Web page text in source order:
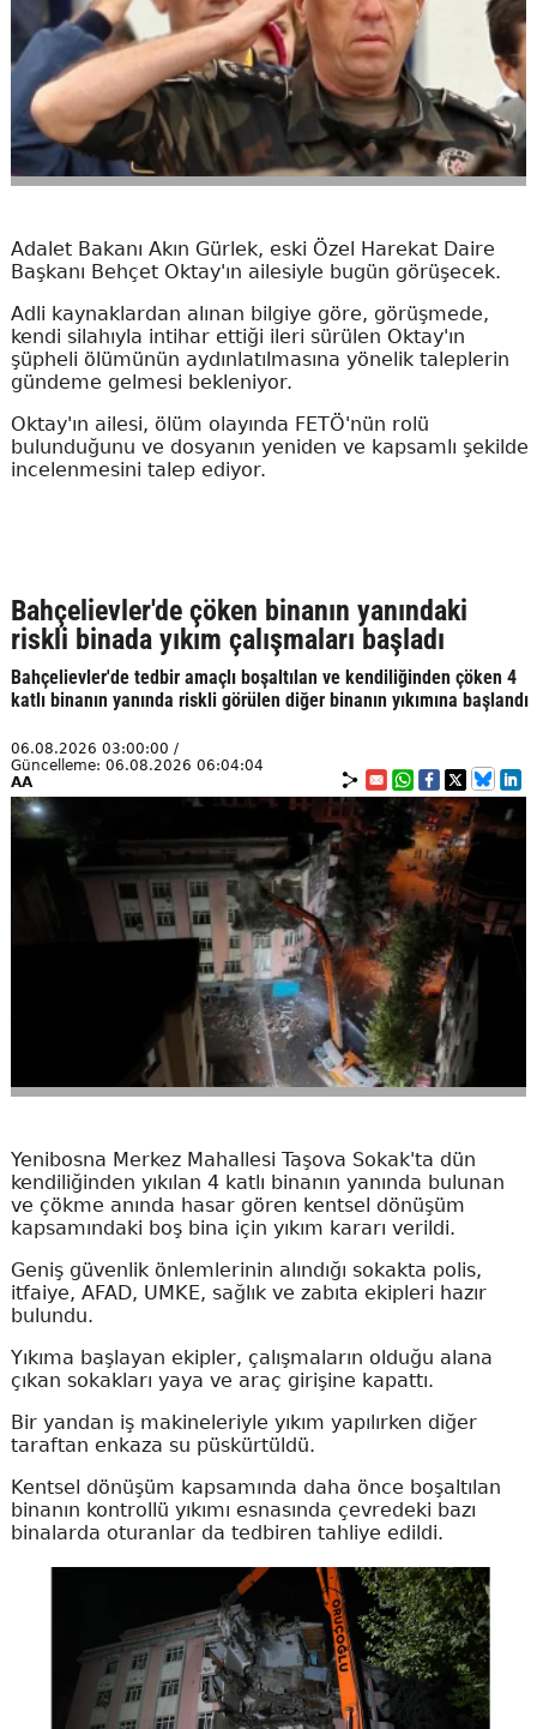
Adalet Bakanı Akın Gürlek, eski Özel Harekat Daire
Başkanı Behçet Oktay'ın ailesiyle bugün görüşecek.
Adli kaynaklardan alınan bilgiye göre, görüşmede,
kendi silahıyla intihar ettiği ileri sürülen Oktay'ın
şüpheli ölümünün aydınlatılmasına yönelik taleplerin
gündeme gelmesi bekleniyor.
Oktay'ın ailesi, ölüm olayında FETÖ'nün rolü
bulunduğunu ve dosyanın yeniden ve kapsamlı şekilde
incelenmesini talep ediyor.
Bahçelievler'de çöken binanın yanındaki
riskli binada yıkım çalışmaları başladı
Bahçelievler'de tedbir amaçlı boşaltılan ve kendiliğinden çöken 4
katlı binanın yanında riskli görülen diğer binanın yıkımına başlandı
06.08.2026 03:00:00 /
Güncelleme: 06.08.2026 06:04:04
AA
Yenibosna Merkez Mahallesi Taşova Sokak'ta dün
kendiliğinden yıkılan 4 katlı binanın yanında bulunan
ve çökme anında hasar gören kentsel dönüşüm
kapsamındaki boş bina için yıkım kararı verildi.
Geniş güvenlik önlemlerinin alındığı sokakta polis,
itfaiye, AFAD, UMKE, sağlık ve zabıta ekipleri hazır
bulundu.
Yıkıma başlayan ekipler, çalışmaların olduğu alana
çıkan sokakları yaya ve araç girişine kapattı.
Bir yandan iş makineleriyle yıkım yapılırken diğer
taraftan enkaza su püskürtüldü.
Kentsel dönüşüm kapsamında daha önce boşaltılan
binanın kontrollü yıkımı esnasında çevredeki bazı
binalarda oturanlar da tedbiren tahliye edildi.